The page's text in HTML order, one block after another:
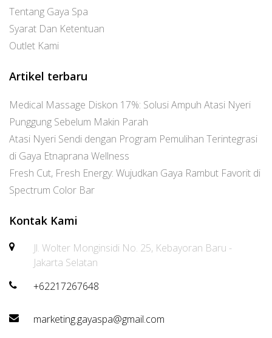
Tentang Gaya Spa
Syarat Dan Ketentuan
Outlet Kami
Artikel terbaru
Medical Massage Diskon 17%: Solusi Ampuh Atasi Nyeri
Punggung Sebelum Makin Parah
Atasi Nyeri Sendi dengan Program Pemulihan Terintegrasi
di Gaya Etnaprana Wellness
Fresh Cut, Fresh Energy: Wujudkan Gaya Rambut Favorit di
Spectrum Color Bar
Kontak Kami
Jl. Wolter Monginsidi No. 25, Kebayoran Baru -
Jakarta Selatan
+62217267648
marketing.gayaspa@gmail.com